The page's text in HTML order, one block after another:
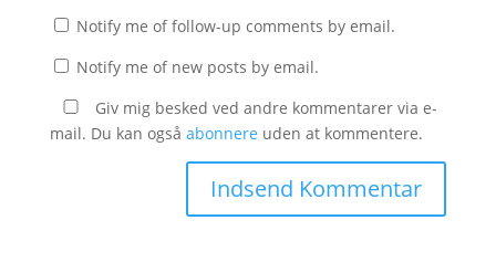
Notify me of follow-up comments by email.
Notify me of new posts by email.
Giv mig besked ved andre kommentarer via e-
mail. Du kan også abonnere uden at kommentere.